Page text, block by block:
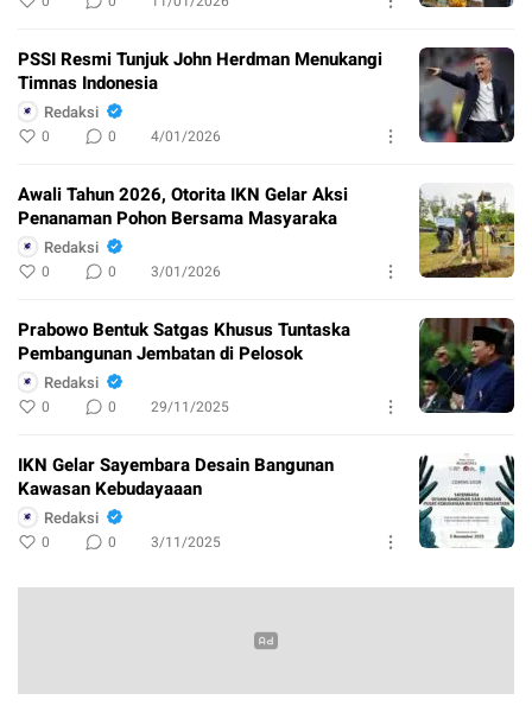
PSSI Resmi Tunjuk John Herdman Menukangi
Timnas Indonesia
Redaksi
0 0 4/01/2026
Awali Tahun 2026, Otorita IKN Gelar Aksi
Penanaman Pohon Bersama Masyaraka
Redaksi
0 0 3/01/2026
Prabowo Bentuk Satgas Khusus Tuntaska
Pembangunan Jembatan di Pelosok
Redaksi
0 0 29/11/2025
IKN Gelar Sayembara Desain Bangunan
Kawasan Kebudayaaan
Redaksi
0 0 3/11/2025